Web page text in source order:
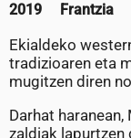
2019 Frantzia
Ekialdeko
tradizioaren eta
mugitzen diren
Darhat
zaldiak lapurtzen